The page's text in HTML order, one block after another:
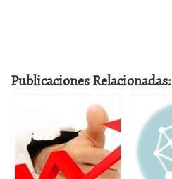
Publicaciones Relacionadas: